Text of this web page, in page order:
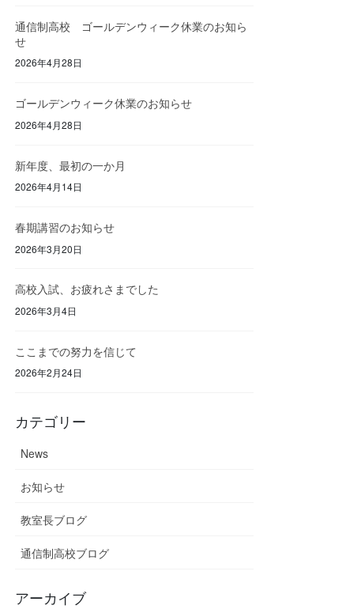
通信制高校 ゴールデンウィーク休業のお知ら
せ
2026年4月28日
ゴールデンウィーク休業のお知らせ
2026年4月28日
新年度、最初の一か月
2026年4月14日
春期講習のお知らせ
2026年3月20日
高校入試、お疲れさまでした
2026年3月4日
ここまでの努力を信じて
2026年2月24日
カテゴリー
News
お知らせ
教室長ブログ
通信制高校ブログ
アーカイブ